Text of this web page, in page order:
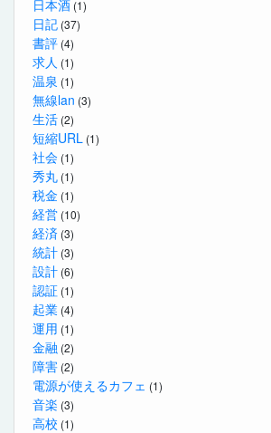
日本酒 (1)
日記 (37)
書評 (4)
求人 (1)
温泉 (1)
無線lan (3)
生活 (2)
短縮URL (1)
社会 (1)
秀丸 (1)
税金 (1)
経営 (10)
経済 (3)
統計 (3)
設計 (6)
認証 (1)
起業 (4)
運用 (1)
金融 (2)
障害 (2)
電源が使えるカフェ (1)
音楽 (3)
高校 (1)